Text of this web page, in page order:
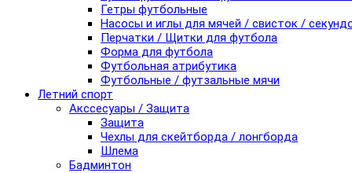
Гетры футбольные
Насосы и иглы для мячей / свисток /
Перчатки / Щитки для футбола
Форма для футбола
Футбольная атрибутика
Футбольные / футзальные мячи
Летний спорт
Акссесуары / Защита
Защита
Чехлы для скейтборда / лонгборда
Шлема
Бадминтон